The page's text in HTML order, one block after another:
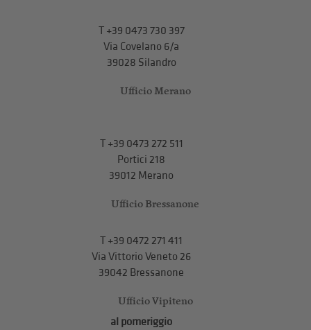
T+39 0473 730 397
Via Covelano 6/a
39028 Silandro
Ufficio Merano
T+39 0473 272 511
Portici 218
39012 Merano
Ufficio Bressanone
T +39 0472 271 411
Via Vittorio Veneto 26
39042 Bressanone
Ufficio Vipiteno
al pomeriggio